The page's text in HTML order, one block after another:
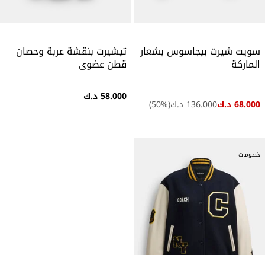
سويت شيرت بيجاسوس بشعار
الماركة
68.000 د.ك 136.000 د.ك (
50%)
تيشيرت بنقشة عربة وحصان
قطن عضوي
58.000 د.ك
خصومات